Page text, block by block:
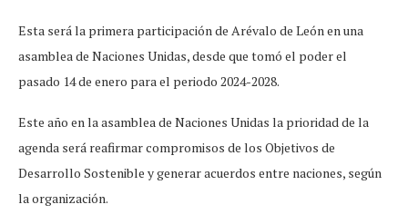
Esta será la primera participación de Arévalo de León en una
asamblea de Naciones Unidas, desde que tomó el poder el
pasado 14 de enero para el periodo 2024-2028.
Este año en la asamblea de Naciones Unidas la prioridad de la
agenda será reafirmar compromisos de los Objetivos de
Desarrollo Sostenible y generar acuerdos entre naciones, según
la organización.